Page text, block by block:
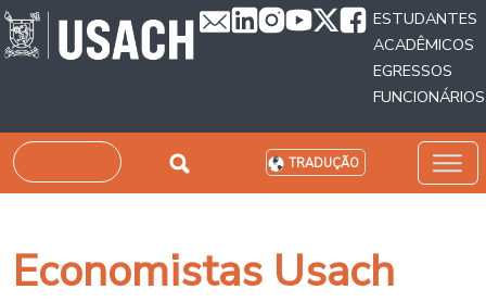
Passar para o conteúdo principal
ESTUDANTES
ACADÊMICOS
EGRESSOS
FUNCIONÁRIOS
Pesquisar TRADUÇÃO
Economistas Usach